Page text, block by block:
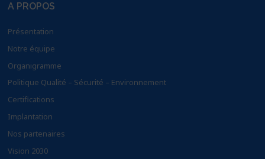
A PROPOS
Présentation
Notre équipe
Organigramme
Politique Qualité – Sécurité – Environnement
Certifications
Implantation
Nos partenaires
Vision 2030